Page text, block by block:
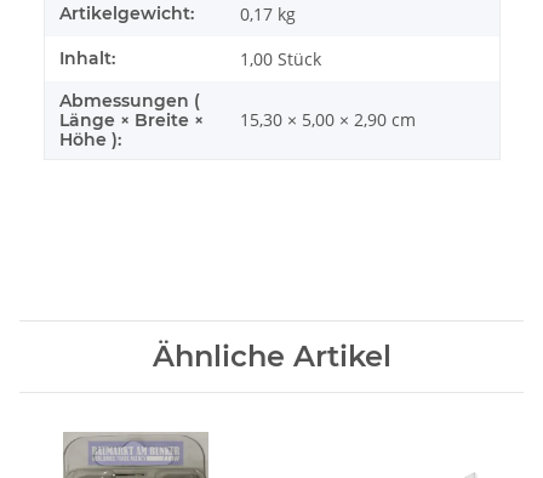
Artikelgewicht: 0,17 kg
Inhalt: 1,00 Stück
Abmessungen (
Länge × Breite ×
Höhe ):
15,30 × 5,00 × 2,90 cm
Ähnliche Artikel